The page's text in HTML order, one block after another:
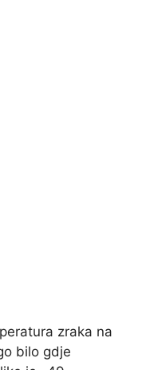
zraka na
bilo gdje